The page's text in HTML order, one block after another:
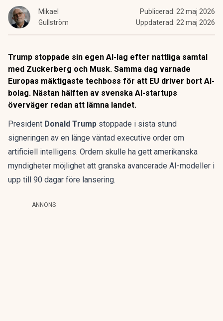
Mikael
Gullström
Publicerad: 22 maj 2026
Uppdaterad: 22 maj 2026
Trump stoppade sin egen AI-lag efter nattliga samtal
med Zuckerberg och Musk. Samma dag varnade
Europas mäktigaste techboss för att EU driver bort AI-
bolag. Nästan hälften av svenska AI-startups
överväger redan att lämna landet.
President Donald Trump stoppade i sista stund
signeringen av en länge väntad executive order om
artificiell intelligens. Ordern skulle ha gett amerikanska
myndigheter möjlighet att granska avancerade AI-modeller i
upp till 90 dagar före lansering.
ANNONS